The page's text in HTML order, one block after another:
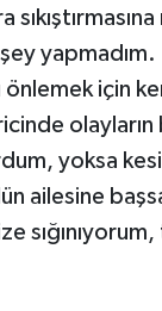
önlemek için
olayların
yoksa
ailesine